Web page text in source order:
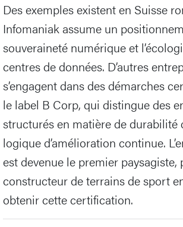
Des exemples existent en Suisse
Infomaniak assume un
souveraineté numérique et
centres de données. D’autres
s’engagent dans des démarches
le label B Corp, qui distingue des
structurés en matière de durabilité
logique d’amélioration continue.
est devenue le premier
constructeur de terrains de sport
obtenir cette certification.